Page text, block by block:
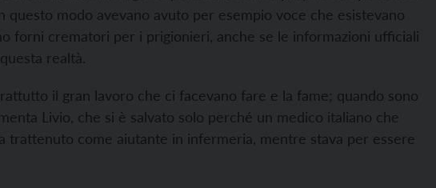
questo modo avevano avuto per esempio voce che esistevano
forni crematori per i prigionieri, anche se le informazioni ufficiali
realtà.
il gran lavoro che ci facevano fare e la fame; quando sono
Livio, che si è salvato solo perché un medico italiano che
trattenuto come aiutante in infermeria, mentre stava per essere